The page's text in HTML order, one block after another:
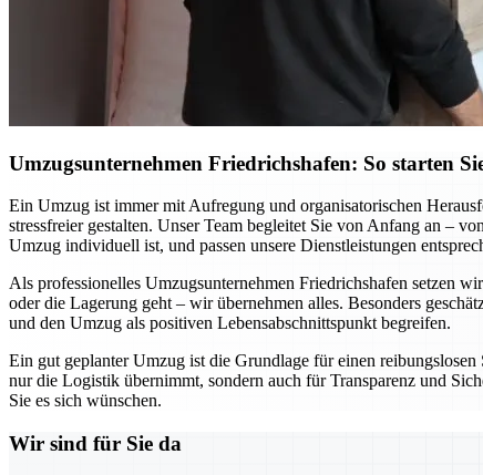
Umzugsunternehmen Friedrichshafen: So starten
Ein Umzug ist immer mit Aufregung und organisatorischen
stressfreier gestalten. Unser Team begleitet Sie von Anfang an –
Umzug individuell ist, und passen unsere Dienstleistungen
Als professionelles Umzugsunternehmen Friedrichshafen setzen
oder die Lagerung geht – wir übernehmen alles. Besonders
und den Umzug als positiven Lebensabschnittspunkt begreifen.
Ein gut geplanter Umzug ist die Grundlage für einen
nur die Logistik übernimmt, sondern auch für Transparenz und
Sie es sich wünschen.
Wir sind für Sie da